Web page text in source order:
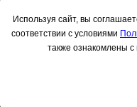
© 2019-
Используя сайт, вы
соответствии с условиями
также ознакомлены